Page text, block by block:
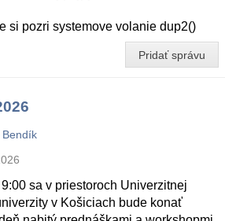
si pozri systemove volanie dup2()
Pridať správu
Bendík
sa v priestoroch Univerzitnej
v Košiciach bude konať